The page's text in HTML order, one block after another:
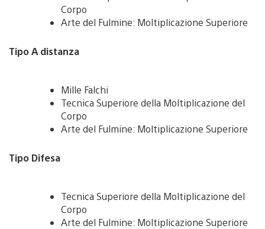
Corpo
Arte del Fulmine: Moltiplicazione Superiore
Tipo A distanza
Mille Falchi
Tecnica Superiore della Moltiplicazione del
Corpo
Arte del Fulmine: Moltiplicazione Superiore
Tipo Difesa
Tecnica Superiore della Moltiplicazione del
Corpo
Arte del Fulmine: Moltiplicazione Superiore